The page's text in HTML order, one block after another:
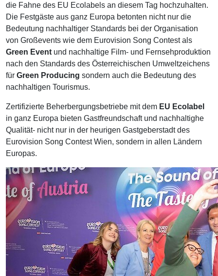
die Fahne des EU Ecolabels an diesem Tag hochzuhalten.
Die Festgäste aus ganz Europa betonten nicht nur die
Bedeutung nachhaltiger Standards bei der Organisation
von Großevents wie dem Eurovision Song Contest als
Green Event und nachhaltige Film- und Fernsehproduktion
nach den Standards des Österreichischen Umweltzeichens
für Green Producing sondern auch die Bedeutung des
nachhaltigen Tourismus.
Zertifizierte Beherbergungsbetriebe mit dem EU Ecolabel
in ganz Europa bieten Gastfreundschaft und nachhaltighe
Qualität- nicht nur in der heurigen Gastgeberstadt des
Eurovision Song Contest Wien, sondern in allen Ländern
Europas.